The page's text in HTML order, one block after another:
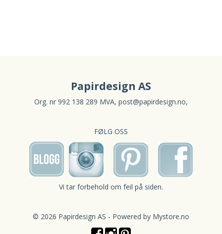
Papirdesign AS
Org. nr 992 138 289 MVA, post@papirdesign.no,
FØLG OSS
Vi tar forbehold om feil på siden.
© 2026 Papirdesign AS - Powered by Mystore.no